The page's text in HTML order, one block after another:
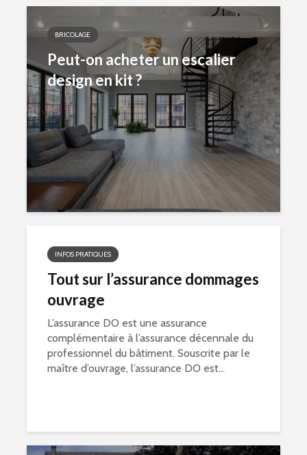
BRICOLAGE
Peut-on acheter un escalier
design en kit ?
INFOS PRATIQUES
Tout sur l’assurance dommages
ouvrage
L’assurance DO est une assurance
complémentaire à l’assurance décennale du
professionnel du bâtiment. Souscrite par le
maître d’ouvrage, l’assurance DO est...